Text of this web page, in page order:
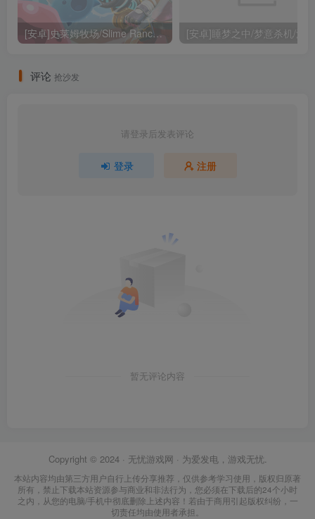
[安卓]史莱姆牧场/Slime Rancher steam移植版（官中）
评论 抢沙发
请登录后发表评论
登录 注册
暂无评论内容
Copyright © 2024 · 无忧游戏网 · 为爱发电，游戏无忧.
本站内容均由第三方用户自行上传分享推荐，仅供参考学习使用，版权归原著
所有，禁止下载本站资源参与商业和非法行为，您必须在下载后的24个小时
之内，从您的电脑/手机中彻底删除上述内容！若由于商用引起版权纠纷，一
切责任均由使用者承担。